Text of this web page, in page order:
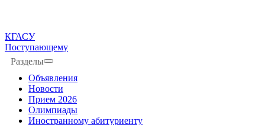
КГАСУ
Поступающему
Разделы
Объявления
Новости
Прием 2026
Олимпиады
Иностранному абитуриенту